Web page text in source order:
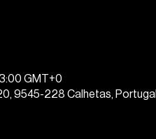
GMT+0
9545-228 Calhetas, Portugal